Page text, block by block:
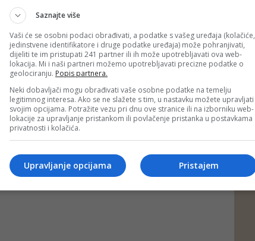
Saznajte više
Vaši će se osobni podaci obrađivati, a podatke s vašeg uređaja (kolačiće,
jedinstvene identifikatore i druge podatke uređaja) može pohranjivati,
dijeliti te im pristupati 241 partner ili ih može upotrebljavati ova web-
lokacija. Mi i naši partneri možemo upotrebljavati precizne podatke o
geolociranju. Popis partnera.
Neki dobavljači mogu obrađivati vaše osobne podatke na temelju
legitimnog interesa. Ako se ne slažete s tim, u nastavku možete upravljati
svojim opcijama. Potražite vezu pri dnu ove stranice ili na izborniku web-
lokacije za upravljanje pristankom ili povlačenje pristanka u postavkama
privatnosti i kolačića.
Pristajem
Upravljanje opcijama